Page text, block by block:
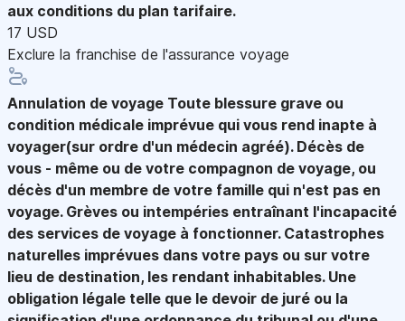
aux conditions du plan tarifaire.
17 USD
Exclure la franchise de l'assurance voyage
Annulation de voyage Toute blessure grave ou
condition médicale imprévue qui vous rend inapte à
voyager(sur ordre d'un médecin agréé). Décès de
vous - même ou de votre compagnon de voyage, ou
décès d'un membre de votre famille qui n'est pas en
voyage. Grèves ou intempéries entraînant l'incapacité
des services de voyage à fonctionner. Catastrophes
naturelles imprévues dans votre pays ou sur votre
lieu de destination, les rendant inhabitables. Une
obligation légale telle que le devoir de juré ou la